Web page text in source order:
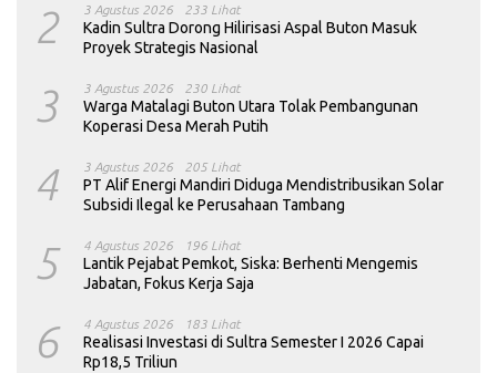
2 3 Agustus 2026 233 Lihat
Kadin Sultra Dorong Hilirisasi Aspal Buton Masuk
Proyek Strategis Nasional
3 3 Agustus 2026 230 Lihat
Warga Matalagi Buton Utara Tolak Pembangunan
Koperasi Desa Merah Putih
4 3 Agustus 2026 205 Lihat
PT Alif Energi Mandiri Diduga Mendistribusikan Solar
Subsidi Ilegal ke Perusahaan Tambang
5 4 Agustus 2026 196 Lihat
Lantik Pejabat Pemkot, Siska: Berhenti Mengemis
Jabatan, Fokus Kerja Saja
6 4 Agustus 2026 183 Lihat
Realisasi Investasi di Sultra Semester I 2026 Capai
Rp18,5 Triliun